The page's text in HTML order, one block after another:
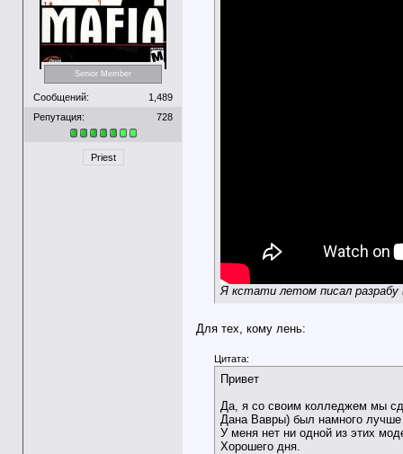
Senior Member
Сообщений:
1,489
Репутация:
728
Priest
Я кстати летом писал
Для тех, кому лень:
Цитата:
Привет
Да, я со своим колледжем мы
Дана Вавры) был намного лучше
У меня нет ни одной из этих
Хорошего дня.